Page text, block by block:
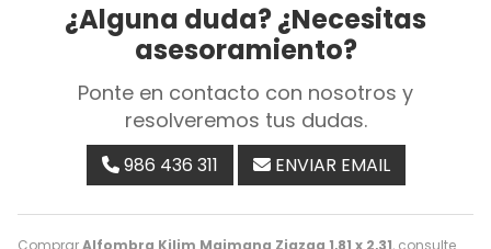
ComprarAlfombra Kilim Maimana Zigzag 1,81 x 2,31, consulte
¿Alguna duda? ¿Necesitas
asesoramiento?
Ponte en contacto con nosotros y
resolveremos tus dudas.
986 436 311 ENVIAR EMAIL